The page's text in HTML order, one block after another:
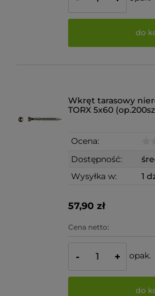
do
Wkręt tarasowy
TORX 5x60
Ocena:
Dostępność:
Wysyłka w:
1
57,90 zł
Cena netto:
- + opak.
do